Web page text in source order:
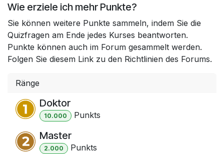
Wie erziele ich mehr Punkte?
Sie können weitere Punkte sammeln, indem Sie die
Quizfragen am Ende jedes Kurses beantworten.
Punkte können auch im Forum gesammelt werden.
Folgen Sie diesem Link zu den Richtlinien des Forums.
Ränge
Doktor
10.000 Punkts
Master
2.000 Punkts